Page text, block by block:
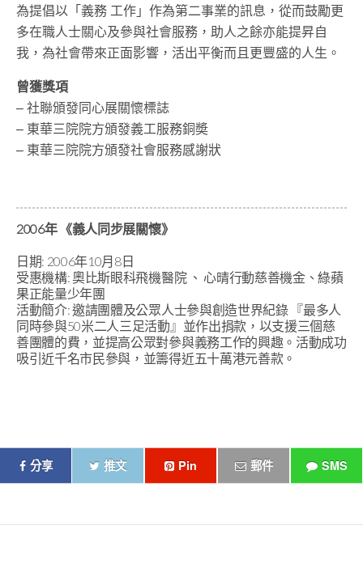
為提倡以「義務 工作」作為第二事業的訊息，從而鼓勵更
多在職人士關心及參與社會服務，助人之餘亦能提昇自
我，為社會帶來正面影響，活出平衡而且更豐盛的人生。
曾獲獎項
– 社聯頒發同心展關懷標誌
– 東華三院院方頒發義工服務銅奬
– 東華三院院方頒發社會服務感謝狀
2006年 《義人同步展關懷》
日期: 2006年10月8日
受惠機構: 奧比斯眼科飛機醫院 、 心晴行動慈善機金、綠蘋
果正能量少年團
活動簡介: 邀請團體及公眾人士參與創造世界紀錄 『最多人
同時參與50米二人三足活動』並作出捐款，以支援三個慈
善團體的費，並提高公眾對參與義務工作的興趣。活動成功
吸引近千名市民參與，並籌得近五十萬港元善款。
分享 推文 Pin 郵件 SMS